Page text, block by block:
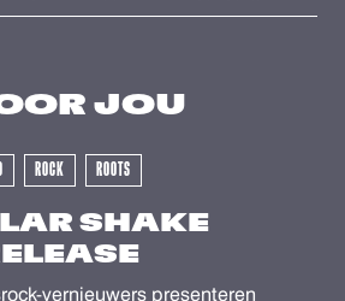
+31 (0)30 – 22 19 944
JOU
-
ROCK ROOTS
SHAKE
vernieuwers presenteren